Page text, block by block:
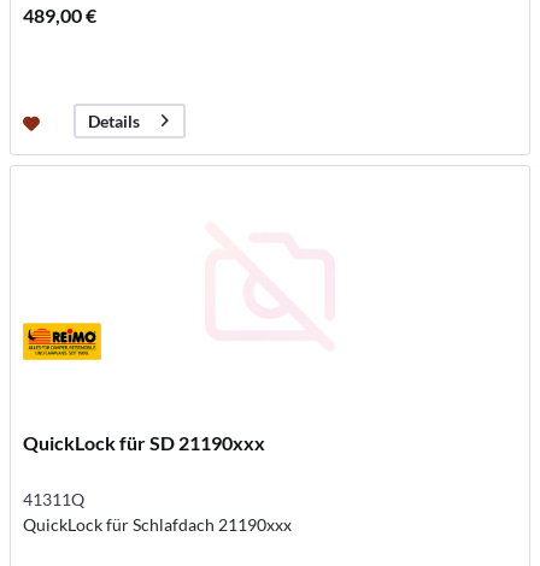
489,00 €
Details
QuickLock für SD 21190xxx
41311Q
QuickLock für Schlafdach 21190xxx